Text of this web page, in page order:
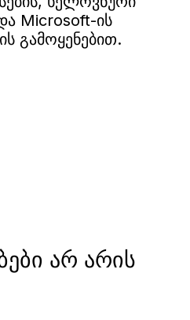
Microsoft-ის
გამოყენებით.
არ არის